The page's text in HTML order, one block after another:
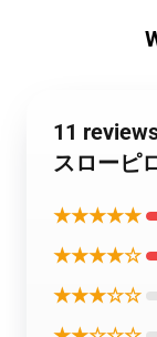
11
スローピ
★★★★★
★★★★☆
★★★☆☆